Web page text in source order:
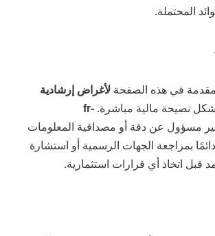
المحتملة.
في هذه الصفحة لأغراض إرشادية
نصيحة مالية مباشرة. fr-
مسؤول عن دقة أو مصداقية المعلومات
بمراجعة الجهات الرسمية أو استشارة
قبل اتخاذ أي قرارات استثمارية.